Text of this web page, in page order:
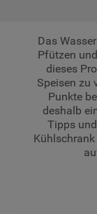
Das
Pfützen
dieses
Speisen zu
Punkte
deshalb
Tipps